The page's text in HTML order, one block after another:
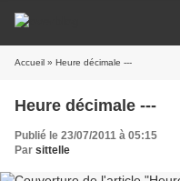
Accueil » Heure décimale ---
Heure décimale ---
Publié le 23/07/2011 à 05:15
Par sittelle